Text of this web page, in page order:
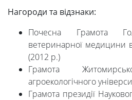
Нагороди та відзнаки:
Почесна Грамота
ветеринарної медицини
(2012 р.)
Грамота
агроекологічного
Грамота президії